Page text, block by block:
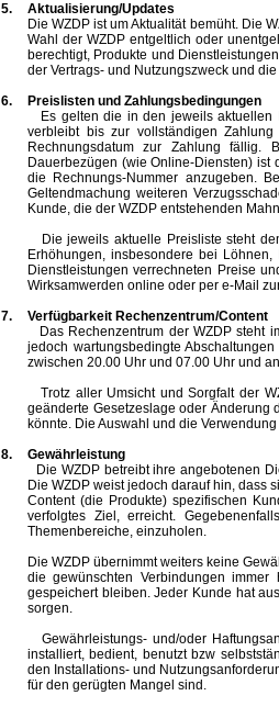
5.
Aktualisierung/Updates
Die WZDP ist um Aktualität bemüht. Die
Wahl der WZDP entgeltlich oder
berechtigt, Produkte und
der Vertrags- und Nutzungszweck und
6.
Preislisten und Zahlungsbedingungen
Es gelten die in den jeweils aktuellen
verbleibt bis zur vollständigen
Rechnungsdatum zur Zahlung fällig.
Dauerbezügen (wie Online-Diensten)
die Rechnungs-Nummer anzugeben.
Geltendmachung weiteren
Kunde, die der WZDP entstehenden
Die jeweils aktuelle Preisliste steht dem
Erhöhungen, insbesondere bei
Dienstleistungen verrechneten Preise
Wirksamwerden online oder per e-Mail
7.
Verfügbarkeit Rechenzentrum/Content
Das Rechenzentrum der WZDP steht im
jedoch wartungsbedingte
zwischen 20.00 Uhr und 07.00 Uhr und
Trotz aller Umsicht und Sorgfalt der
geänderte Gesetzeslage oder Änderung
könnte. Die Auswahl und die
8.
Gewährleistung
Die WZDP betreibt ihre angebotenen
Die WZDP weist jedoch darauf hin, dass
Content (die Produkte) spezifischen
verfolgtes Ziel, erreicht.
Themenbereiche, einzuholen.
Die WZDP übernimmt weiters keine
die gewünschten Verbindungen
gespeichert bleiben. Jeder Kunde hat
sorgen.
Gewährleistungs- und/oder
installiert, bedient, benutzt bzw
den Installations- und
für den gerügten Mangel sind.